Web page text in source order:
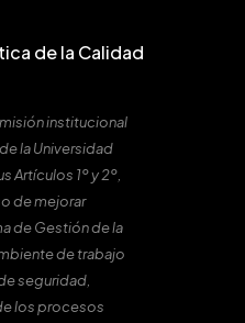
de la Calidad
institucional
la Universidad
Artículos 1º y 2º,
de mejorar
de Gestión de la
de trabajo
seguridad,
los procesos